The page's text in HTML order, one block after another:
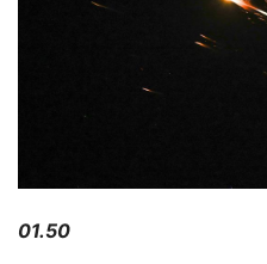
01.50